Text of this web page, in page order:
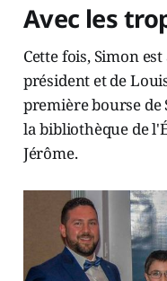
Avec les
Cette fois, Simon
président et de
première bourse
la bibliothèque de
Jérôme.